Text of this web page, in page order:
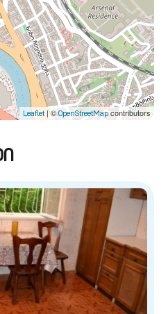
Leaflet| ©OpenStreetMapcontributors